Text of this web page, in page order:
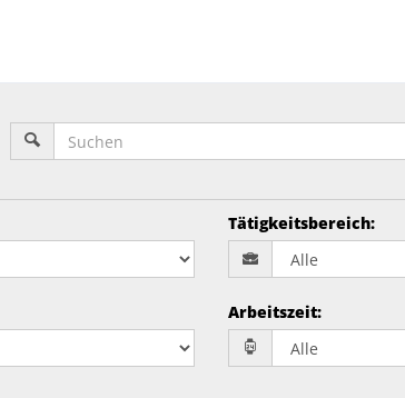
Tätigkeitsbereich:
Arbeitszeit: